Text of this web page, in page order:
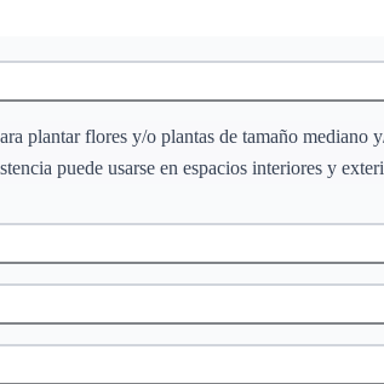
plantar flores y/o plantas de tamaño mediano
puede usarse en espacios interiores y